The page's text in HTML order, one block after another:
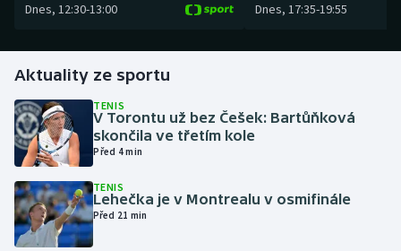
Futsal
Golf
Gymnastika
Házená
Jezdectví
Judo
Dnes, 12:30-13:00 Dnes, 17:35-19:55
Aktuality ze sportu
TENIS
V Torontu už bez Češek: Bartůňková
skončila ve třetím kole
Před 4 min
TENIS
Lehečka je v Montrealu v osmifinále
Před 21 min